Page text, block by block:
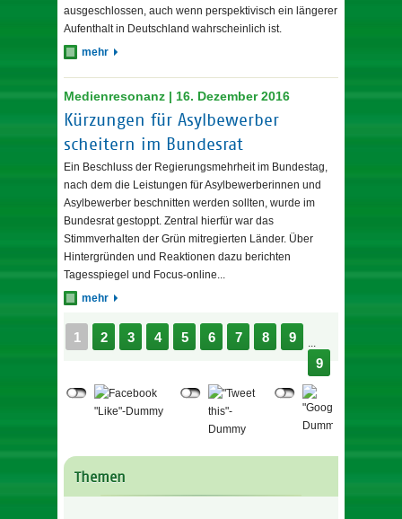
ausgeschlossen, auch wenn perspektivisch ein längerer
Aufenthalt in Deutschland wahrscheinlich ist.
mehr
Medienresonanz | 16. Dezember 2016
Kürzungen für Asylbewerber
scheitern im Bundesrat
Ein Beschluss der Regierungsmehrheit im Bundestag,
nach dem die Leistungen für Asylbewerberinnen und
Asylbewerber beschnitten werden sollten, wurde im
Bundesrat gestoppt. Zentral hierfür war das
Stimmverhalten der Grün mitregierten Länder. Über
Hintergründen und Reaktionen dazu berichten
Tagesspiegel und Focus-online...
mehr
1 2 3 4 5 6 7 8 9 ...
9
Themen